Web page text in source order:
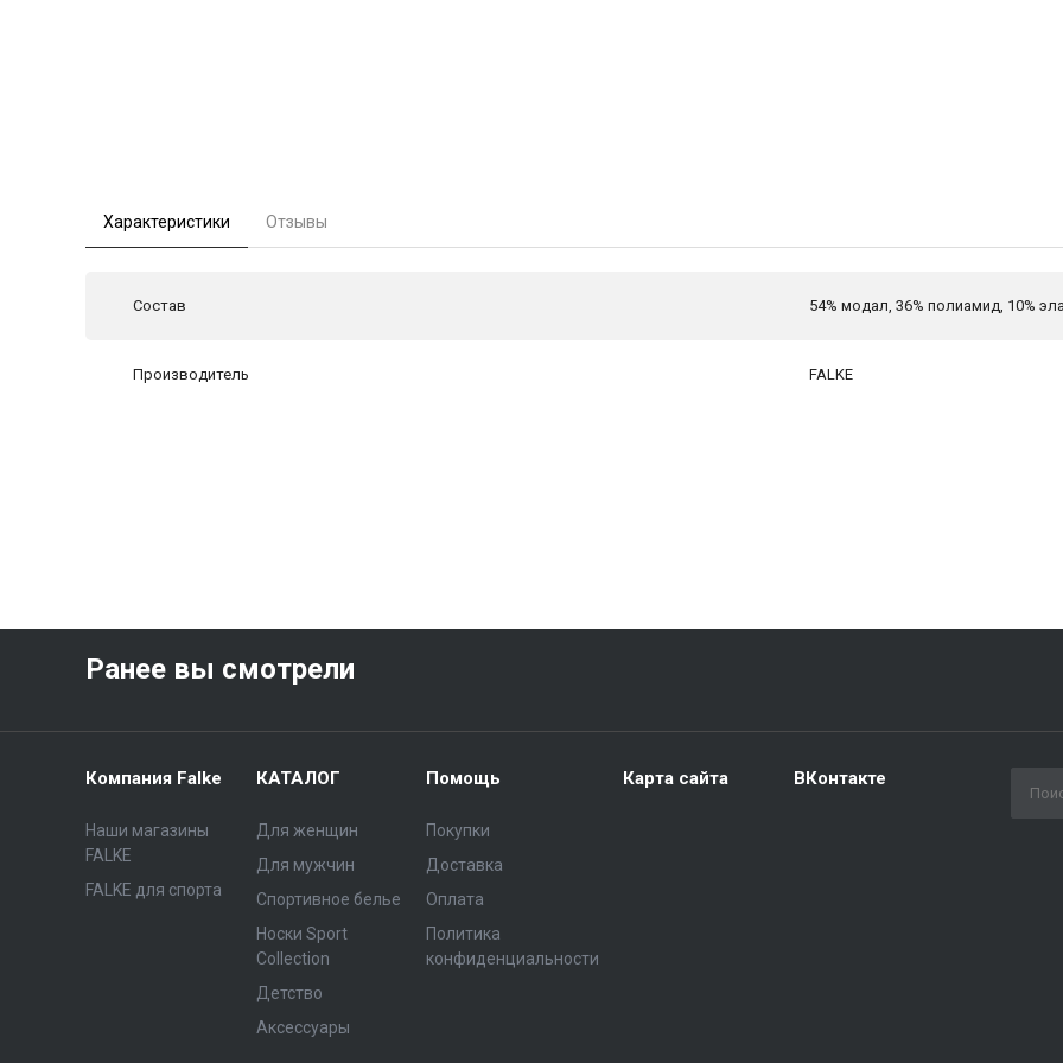
Характеристики Отзывы
Состав 54% модал, 36% полиамид, 10%
Производитель FALKE
Ранее вы смотрели
Компания Falke
Наши магазины
FALKE
FALKE для спорта
КАТАЛОГ
Для женщин
Для мужчин
Спортивное белье
Носки Sport
Collection
Детство
Аксессуары
Помощь
Покупки
Доставка
Оплата
Политика
конфиденциальности
Карта сайта ВКонтакте